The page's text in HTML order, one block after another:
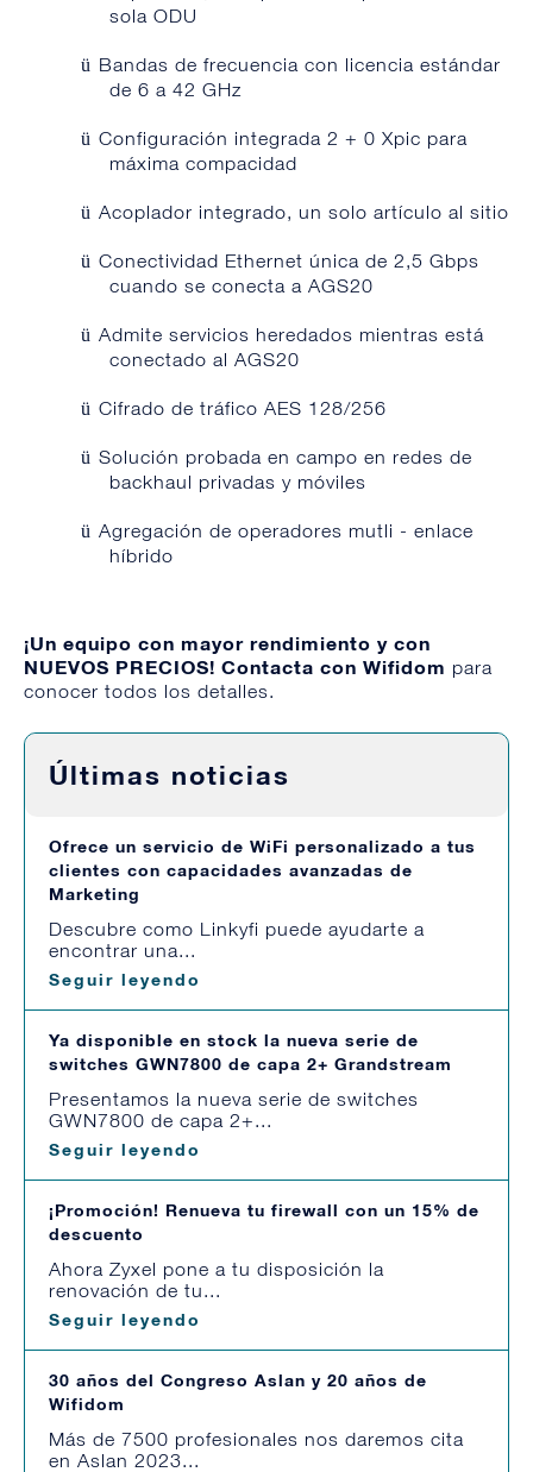
sola ODU
ü Bandas de frecuencia con licencia estándar
de 6 a 42 GHz
ü Configuración integrada 2 + 0 Xpic para
máxima compacidad
ü Acoplador integrado, un solo artículo al sitio
ü Conectividad Ethernet única de 2,5 Gbps
cuando se conecta a AGS20
ü Admite servicios heredados mientras está
conectado al AGS20
ü Cifrado de tráfico AES 128/256
ü Solución probada en campo en redes de
backhaul privadas y móviles
ü Agregación de operadores mutli - enlace
híbrido
¡Un equipo con mayor rendimiento y con
NUEVOS PRECIOS! Contacta con Wifidom para
conocer todos los detalles.
Últimas noticias
Ofrece un servicio de WiFi personalizado a tus
clientes con capacidades avanzadas de
Marketing
Descubre como Linkyfi puede ayudarte a
encontrar una...
Seguir leyendo
Ya disponible en stock la nueva serie de
switches GWN7800 de capa 2+ Grandstream
Presentamos la nueva serie de switches
GWN7800 de capa 2+...
Seguir leyendo
¡Promoción! Renueva tu firewall con un 15% de
descuento
Ahora Zyxel pone a tu disposición la
renovación de tu...
Seguir leyendo
30 años del Congreso Aslan y 20 años de
Wifidom
Más de 7500 profesionales nos daremos cita
en Aslan 2023...